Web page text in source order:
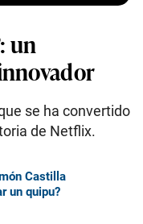
un
se ha convertido
de Netflix.
Castilla
un quipu?